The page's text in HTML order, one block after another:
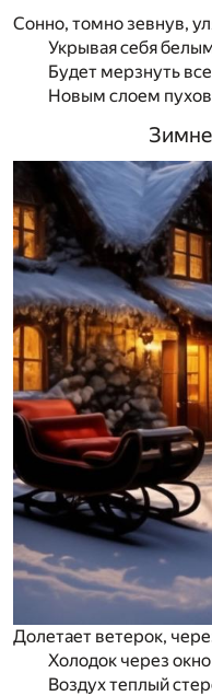
Сонно, томно зевнув,
Укрывая себя
Будет мерзнуть
Новым слоем
Долетает ветерок,
Холодок через
Воздух теплый